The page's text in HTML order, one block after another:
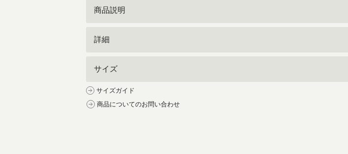
商品説明
詳細
サイズ
サイズガイド
商品についてのお問い合わせ